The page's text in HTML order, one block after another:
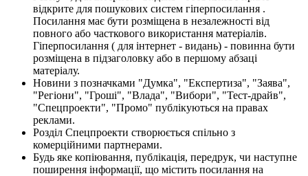
відкрите для пошукових систем гіперпосилання .
Посилання має бути розміщена в незалежності від
повного або часткового використання матеріалів.
Гіперпосилання ( для інтернет - видань) - повинна бути
розміщена в підзаголовку або в першому абзаці
матеріалу.
Новини з позначками "Думка", "Експертиза", "Заява",
"Регіони", "Гроші", "Влада", "Вибори", "Тест-драйв",
"Спецпроекти", "Промо" публікуються на правах
реклами.
Розділ Спецпроекти створюється спільно з
комерційними партнерами.
Будь яке копіювання, публікація, передрук, чи наступне
поширення інформації, що містить посилання на